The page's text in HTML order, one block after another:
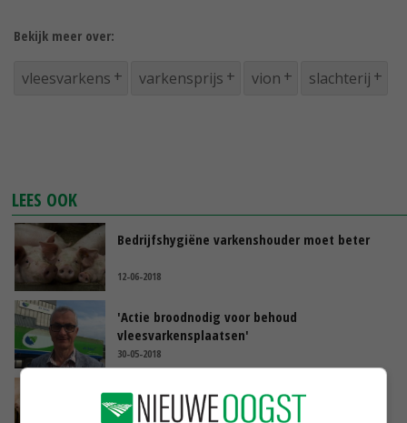
Bekijk meer over:
vleesvarkens varkensprijs vion slachterij
LEES OOK
Bedrijfshygiëne varkenshouder moet beter
12-06-2018
'Actie broodnodig voor behoud
vleesvarkensplaatsen'
30-05-2018
'Voerkosten belangrijker dan groei'